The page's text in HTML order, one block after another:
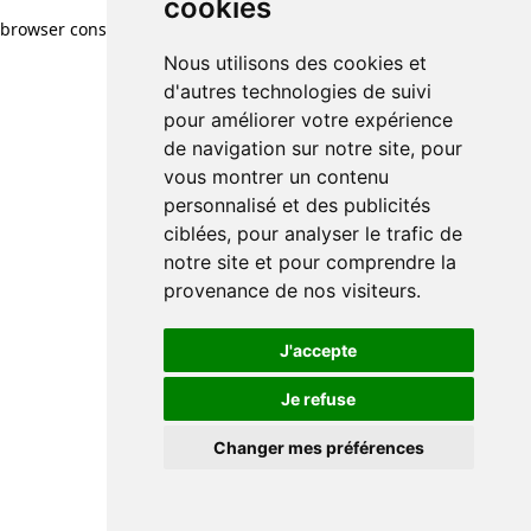
cookies
Nous utilisons des cookies et
d'autres technologies de suivi
pour améliorer votre expérience
de navigation sur notre site, pour
vous montrer un contenu
personnalisé et des publicités
ciblées, pour analyser le trafic de
notre site et pour comprendre la
provenance de nos visiteurs.
J'accepte
Je refuse
Changer mes préférences
browser console for more information)